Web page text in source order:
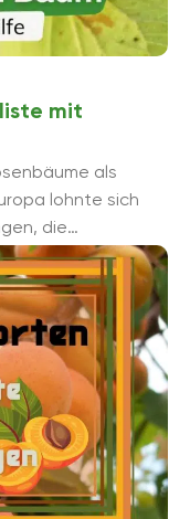
mit
als
lohnte sich
die
und